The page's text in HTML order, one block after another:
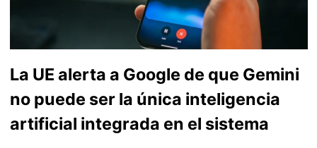
La UE alerta a Google de que Gemini
no puede ser la única inteligencia
artificial integrada en el sistema